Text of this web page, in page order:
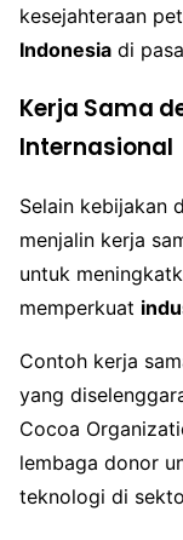
kesejahteraan
Indonesia di
Kerja Sama
Internasional
Selain kebijakan
menjalin kerja
untuk
memperkuat
Contoh kerja
yang
Cocoa
lembaga donor
teknologi di